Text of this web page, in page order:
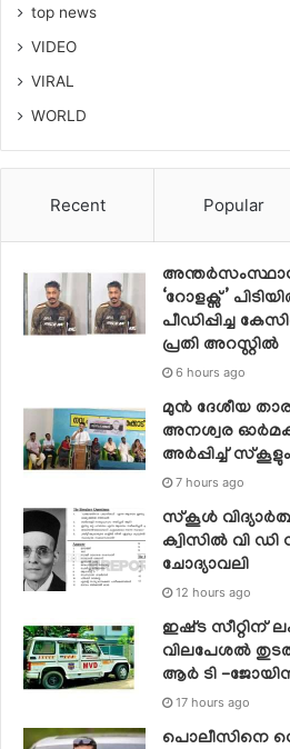
top news
VIDEO
VIRAL
WORLD
Recent Popular
‘റോളക്സ്’
പീഡിപ്പിച്ച
പ്രതി അറസ്റ്റിൽ
6 hours ago
മുൻ ദേശീയ
അനശ്വര
അർപ്പിച്ച്
7 hours ago
സ്‌കൂള്‍
ക്വിസില്‍ വി
ചോദ്യാവലി
12 hours ago
ഇഷ്‌ട സീറ്റിന്
വിലപേശൽ
ആർ ടി -
17 hours ago
പൊലീസിനെ